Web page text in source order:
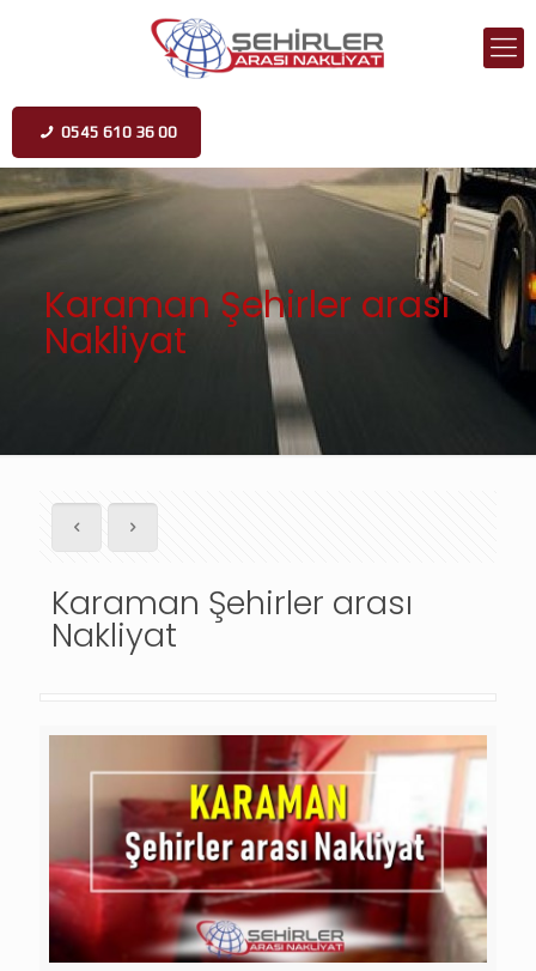
0545 610 36 00
Karaman Şehirler arası
Nakliyat
Karaman Şehirler arası
Nakliyat